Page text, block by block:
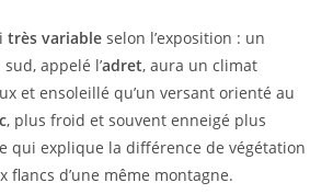
très variable selon l’exposition : un
appelé l’adret, aura un climat
et ensoleillé qu’un versant orienté au
, plus froid et souvent enneigé plus
qui explique la différence de végétation
flancs d’une même montagne.